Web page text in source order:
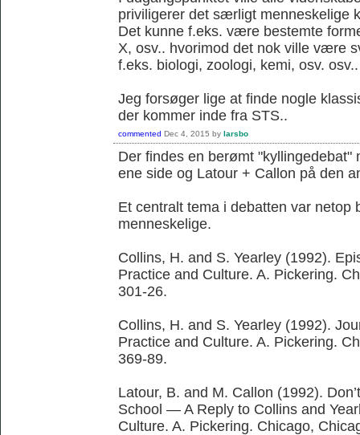
priviligerer det særligt menneskelige
Det kunne f.eks. være bestemte
X, osv.. hvorimod det nok ville være
f.eks. biologi, zoologi, kemi, osv. osv..
Jeg forsøger lige at finde nogle
der kommer inde fra STS..
commented Dec 4, 2015 by larsbo
Der findes en berømt "kyllingedebat"
ene side og Latour + Callon på den
Et centralt tema i debatten var netop
menneskelige.
Collins, H. and S. Yearley (1992).
Practice and Culture. A. Pickering.
301-26.
Collins, H. and S. Yearley (1992).
Practice and Culture. A. Pickering.
369-89.
Latour, B. and M. Callon (1992).
School — A Reply to Collins and
Culture. A. Pickering. Chicago,